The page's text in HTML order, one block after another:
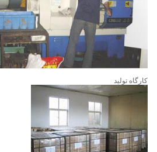
کارگاه تولید